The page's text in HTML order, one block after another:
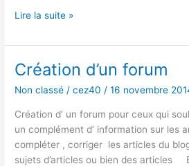
ssh
Lire la suite »
Création d’un forum
Non classé /cez40 /16 novembre
Création d’ un forum pour ceux qui
un complément d’ information sur
compléter , corriger les articles du
sujets d’articles ou bien des articles